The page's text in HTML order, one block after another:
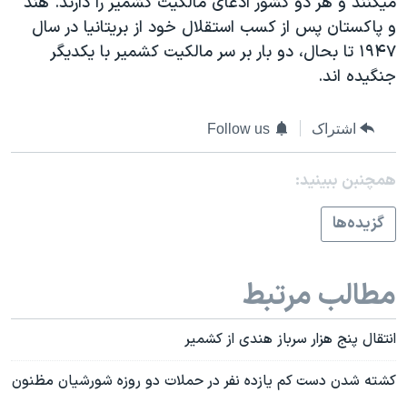
نرگس محمدی برنده جایزه نوبل صلح
همایش محافظه‌کاران آمریکا «سی‌پک»
صفحه‌های ویژه
سفر پرزیدنت ترامپ به چین
و پاکستان پس از کسب استقلال خود از بريتانيا در سال
۱۹۴۷ تا بحال، دو بار بر سر مالکيت کشمير با يکديگر
جنگيده اند.
اشتراک Follow us
همچنبن ببینید:
گزيده‌ها
مطالب مرتبط
انتقال پنج هزار سرباز هندی از کشمير
کشته شدن دست کم يازده نفر در حملات دو روزه شورشيان مظنون